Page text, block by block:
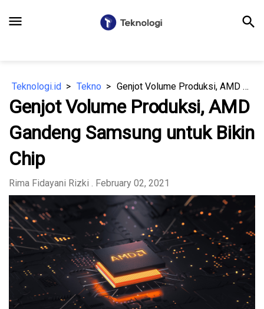
menu search
Teknologi.id Tekno Genjot Volume Produksi, AMD Gandeng Samsung untuk Bikin Chip
Genjot Volume Produksi, AMD
Gandeng Samsung untuk Bikin
Chip
Rima Fidayani Rizki . February 02, 2021